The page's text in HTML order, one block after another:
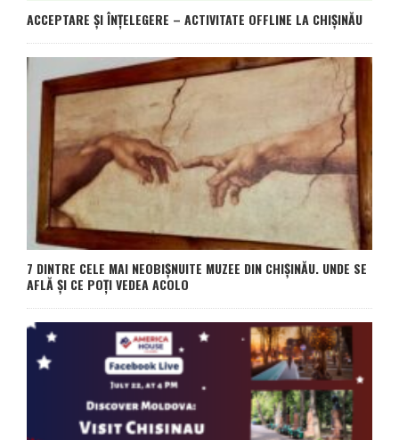
ACCEPTARE ȘI ÎNȚELEGERE – ACTIVITATE OFFLINE LA CHIȘINĂU
7 DINTRE CELE MAI NEOBIȘNUITE MUZEE DIN CHIȘINĂU. UNDE SE
AFLĂ ȘI CE POȚI VEDEA ACOLO